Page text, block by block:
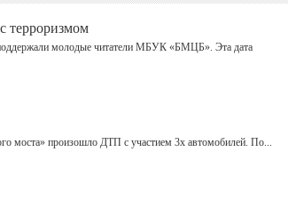
терроризмом
молодые читатели МБУК «БМЦБ». Эта дата
моста» произошло ДТП с участием 3х автомобилей. По...